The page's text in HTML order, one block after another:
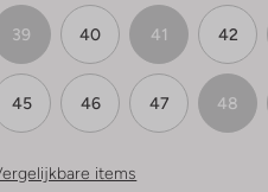
39 40 41 42
45 46 47 48
items